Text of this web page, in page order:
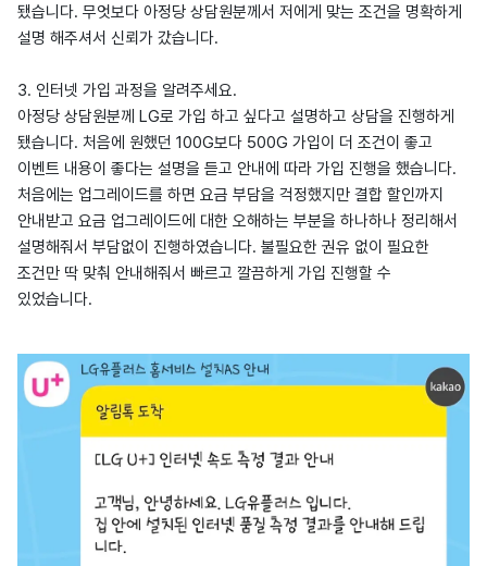
됐습니다. 무엇보다 아정당 상담원분께서 저에게 맞는 조건을 명확하게
설명 해주셔서 신뢰가 갔습니다.
3. 인터넷 가입 과정을 알려주세요.
아정당 상담원분께 LG로 가입 하고 싶다고 설명하고 상담을 진행하게
됐습니다. 처음에 원했던 100G보다 500G 가입이 더 조건이 좋고
이벤트 내용이 좋다는 설명을 듣고 안내에 따라 가입 진행을 했습니다.
처음에는 업그레이드를 하면 요금 부담을 걱정했지만 결합 할인까지
안내받고 요금 업그레이드에 대한 오해하는 부분을 하나하나 정리해서
설명해줘서 부담없이 진행하였습니다. 불필요한 권유 없이 필요한
조건만 딱 맞춰 안내해줘서 빠르고 깔끔하게 가입 진행할 수
있었습니다.